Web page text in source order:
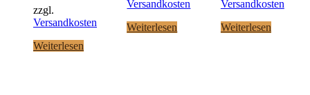
zzgl.
Versandkosten
Weiterlesen
Versandkosten
Weiterlesen
Versandkosten
Weiterlesen